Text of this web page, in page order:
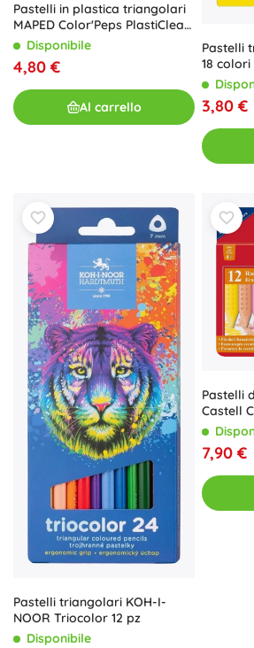
Pastelli in plastica triangolari
MAPED Color'Peps PlastiClean,
12 pezzi
Disponibile
4,80 €
Al carrello
Pastelli
18 colori
3,80 €
Pastelli triangolari KOH-I-
NOOR Triocolor 12 pz
Disponibile
Pastelli
Castell
pezzi
7,90 €